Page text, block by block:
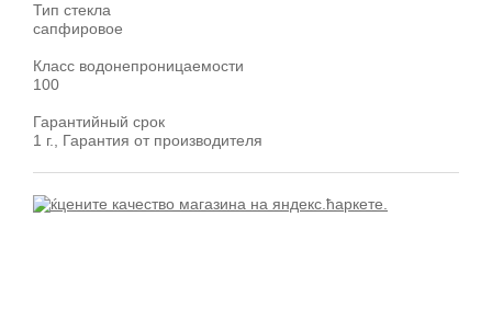
Тип стекла
сапфировое
Класс водонепроницаемости
100
Гарантийный срок
1 г., Гарантия от производителя